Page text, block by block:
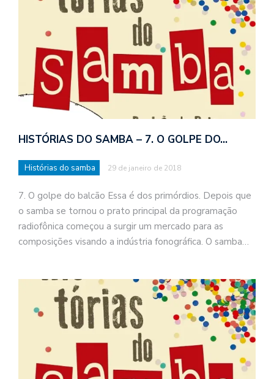
HISTÓRIAS DO SAMBA – 7. O GOLPE DO…
Histórias do samba 29 de janeiro de 2018
7. O golpe do balcão Essa é dos primórdios. Depois que
o samba se tornou o prato principal da programação
radiofônica começou a surgir um mercado para as
composições visando a indústria fonográfica. O samba…